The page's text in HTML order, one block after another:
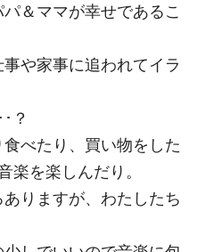
＆ママが幸せであるこ
事や家事に追われてイラ
？
べたり、買い物をした
楽を楽しんだり。
りますが、わたしたち